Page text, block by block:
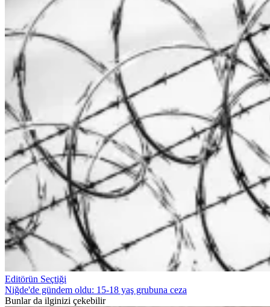
Editörün Seçtiği
Niğde'de gündem oldu: 15-18 yaş grubuna ceza
Bunlar da ilginizi çekebilir